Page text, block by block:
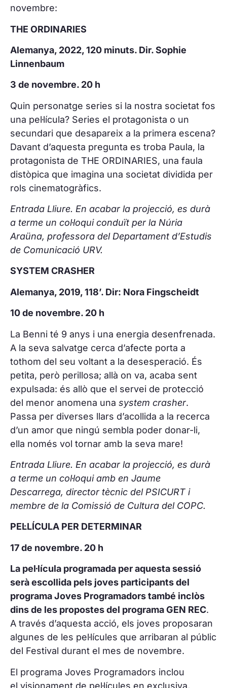
novembre:
THE ORDINARIES
Alemanya, 2022, 120 minuts. Dir. Sophie
Linnenbaum
3 de novembre. 20 h
Quin personatge series si la nostra societat fos
una pel·lícula? Series el protagonista o un
secundari que desapareix a la primera escena?
Davant d’aquesta pregunta es troba Paula, la
protagonista de THE ORDINARIES, una faula
distòpica que imagina una societat dividida per
rols cinematogràfics.
Entrada Lliure. En acabar la projecció, es durà
a terme un col·loqui conduït perla Núria
Araüna, professora del Departament d’Estudis
de Comunicació URV.
SYSTEM CRASHER
Alemanya, 2019, 118’. Dir: Nora Fingscheidt
10 de novembre. 20 h
La Benni té 9 anys i una energia desenfrenada.
A la seva salvatge cerca d’afecte porta a
tothom del seu voltant a la desesperació. És
petita, però perillosa; allà on va, acaba sent
expulsada: és allò que el servei de protecció
del menor anomena una system crasher.
Passa per diverses llars d’acollida a la recerca
d’un amor que ningú sembla poder donar-li,
ella només vol tornar amb la seva mare!
Entrada Lliure. En acabar la projecció, es durà
a terme un col·loqui amb en Jaume
Descarrega, director tècnic del PSICURT i
membre de la Comissió de Cultura del COPC.
PEL·LÍCULA PER DETERMINAR
17 de novembre. 20 h
La pel·lícula programada per aquesta sessió
serà escollida pels joves participants del
programa Joves Programadors també inclòs
dins de les propostes del programa GEN REC.
A través d’aquesta acció, els joves proposaran
algunes de les pel·lícules que arribaran al públic
del Festival durant el mes de novembre.
El programa Joves Programadors inclou
el visionament de pel·lícules en exclusiva,